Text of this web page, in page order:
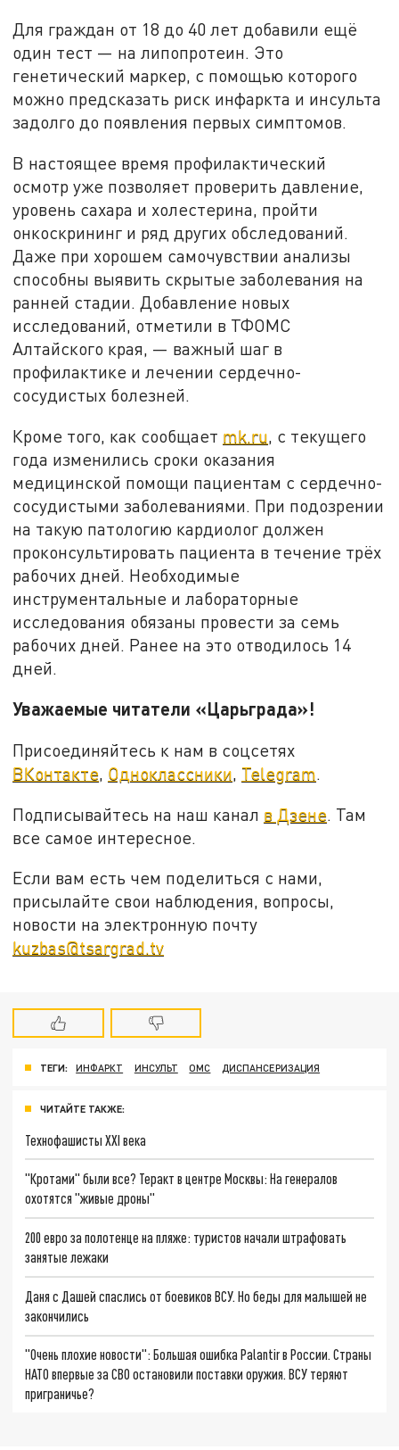
Для граждан от 18 до 40 лет добавили ещё
один тест — на липопротеин. Это
генетический маркер, с помощью которого
можно предсказать риск инфаркта и инсульта
задолго до появления первых симптомов.
В настоящее время профилактический
осмотр уже позволяет проверить давление,
уровень сахара и холестерина, пройти
онкоскрининг и ряд других обследований.
Даже при хорошем самочувствии анализы
способны выявить скрытые заболевания на
ранней стадии. Добавление новых
исследований, отметили в ТФОМС
Алтайского края, — важный шаг в
профилактике и лечении сердечно-
сосудистых болезней.
Кроме того, как сообщает mk.ru , с текущего
года изменились сроки оказания
медицинской помощи пациентам с сердечно-
сосудистыми заболеваниями. При подозрении
на такую патологию кардиолог должен
проконсультировать пациента в течение трёх
рабочих дней. Необходимые
инструментальные и лабораторные
исследования обязаны провести за семь
рабочих дней. Ранее на это отводилось 14
дней.
Уважаемые читатели «Царьграда»!
Присоединяйтесь к нам в соцсетях
ВКонтакте, Одноклассники, Telegram.
Подписывайтесь на наш канал в Дзене . Там
все самое интересное.
Если вам есть чем поделиться с нами,
присылайте свои наблюдения, вопросы,
новости на электронную почту
kuzbas@tsargrad.tv
ТЕГИ: ИНФАРКТ ИНСУЛЬТ ОМС ДИСПАНСЕРИЗАЦИЯ
ЧИТАЙТЕ ТАКЖЕ:
Технофашисты XXI века
"Кротами" были все? Теракт в центре Москвы: На генералов
охотятся "живые дроны"
200 евро за полотенце на пляже: туристов начали штрафовать
занятые лежаки
Даня с Дашей спаслись от боевиков ВСУ. Но беды для малышей не
закончились
"Очень плохие новости": Большая ошибка Palantir в России. Страны
НАТО впервые за СВО остановили поставки оружия. ВСУ теряют
приграничье?